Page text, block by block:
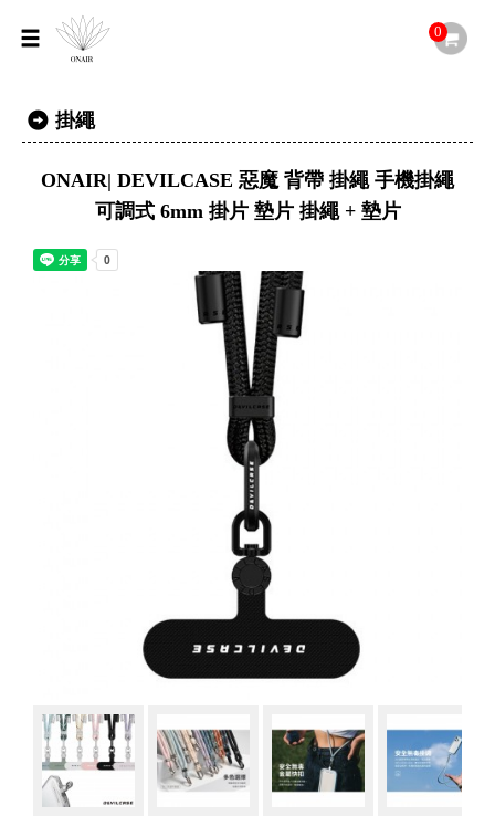
0
掛繩
ONAIR| DEVILCASE 惡魔 背帶 掛繩 手機掛繩
可調式 6mm 掛片 墊片 掛繩 + 墊片